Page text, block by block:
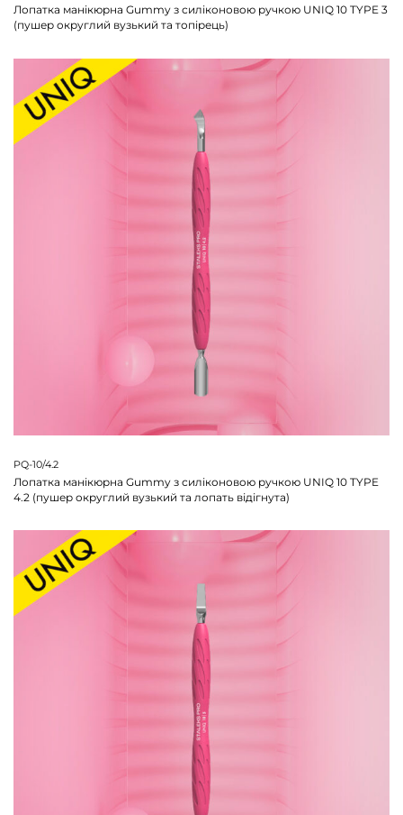
Лопатка манікюрна Gummy з силіконовою ручкою UNIQ 10 TYPE 3
(пушер округлий вузький та топірець)
PQ-10/4.2
Лопатка манікюрна Gummy з силіконовою ручкою UNIQ 10 TYPE
4.2 (пушер округлий вузький та лопать відігнута)